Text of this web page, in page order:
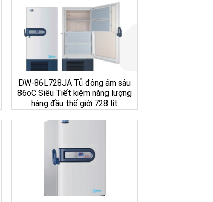
DW-86L728JA Tủ đông âm sâu
86oC Siêu Tiết kiệm năng lượng
hàng đầu thế giới 728 lít